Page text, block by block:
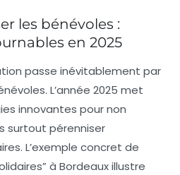
les bénévoles :
en 2025
passe inévitablement par
L’année 2025 met
innovantes pour non
surtout pérenniser
L’exemple concret de
à Bordeaux illustre